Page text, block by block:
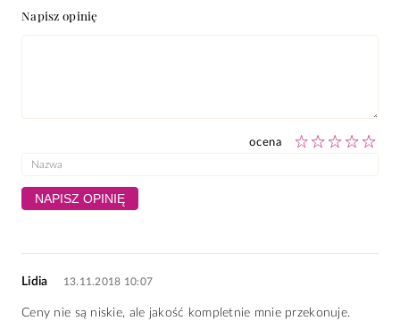
Napisz opinię
ocena
Lidia 13.11.2018 10:07
Ceny nie są niskie, ale jakość kompletnie mnie przekonuje.